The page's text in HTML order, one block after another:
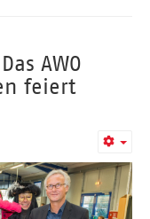
AWO
feiert